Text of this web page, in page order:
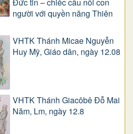
Đức tin – chiếc cầu nối con
người với quyền năng Thiên
VHTK Thánh Micae Nguyễn
Huy Mỹ, Giáo dân, ngày 12.08
VHTK Thánh Giacôbê Ðỗ Mai
Năm, Lm, ngày 12.8